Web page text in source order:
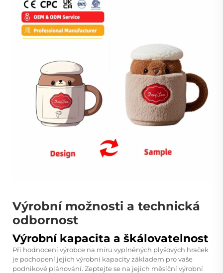
Výrobní možnosti a technická
odbornost
Výrobní kapacita a škálovatelnost
Při hodnocení výrobce na míru vyplněných plyšových hraček
je pochopení jejich výrobní kapacity základem pro vaše
podnikové plánování. Zeptejte se na jejich měsíční výrobní